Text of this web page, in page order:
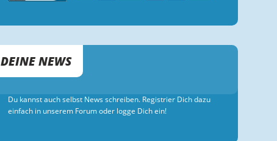
DEINE NEWS
Du kannst auch selbst News schreiben. Registrier Dich dazu
einfach in unserem Forum oder logge Dich ein!